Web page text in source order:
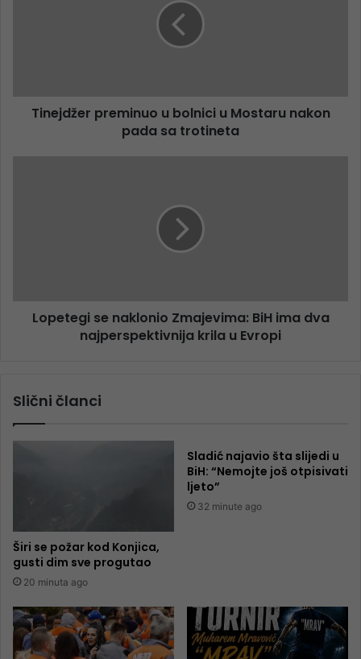
Tinejdžer preminuo u bolnici u Mostaru nakon
pada sa trotineta
Lopetegi se naklonio Zmajevima: BiH ima dva
najperspektivnija krila u Evropi
Slični članci
Širi se požar kod Konjica,
gusti dim sve progutao
20 minuta ago
Sladić najavio šta slijedi u
BiH: “Nemojte još otpisivati
ljeto”
32 minute ago